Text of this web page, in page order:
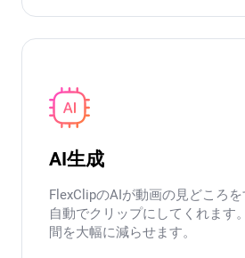
AI生成
FlexClipのAIが動画の見どころを
自動でクリップにしてくれます
間を大幅に減らせます。